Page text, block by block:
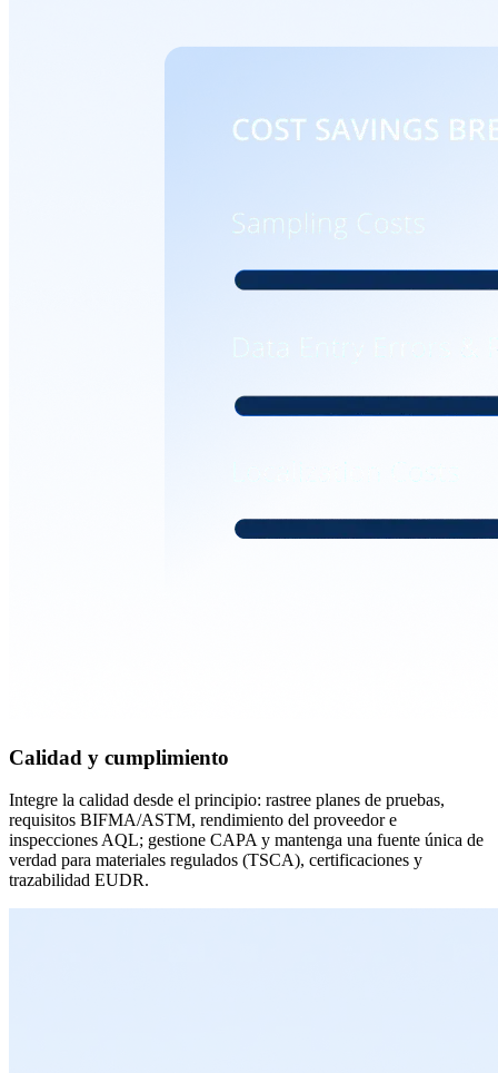
Calidad y cumplimiento
Integre la calidad desde el principio: rastree planes de pruebas,
requisitos BIFMA/ASTM, rendimiento del proveedor e
inspecciones AQL; gestione CAPA y mantenga una fuente única de
verdad para materiales regulados (TSCA), certificaciones y
trazabilidad EUDR.